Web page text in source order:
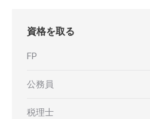
資格を取る
FP
公務員
税理士